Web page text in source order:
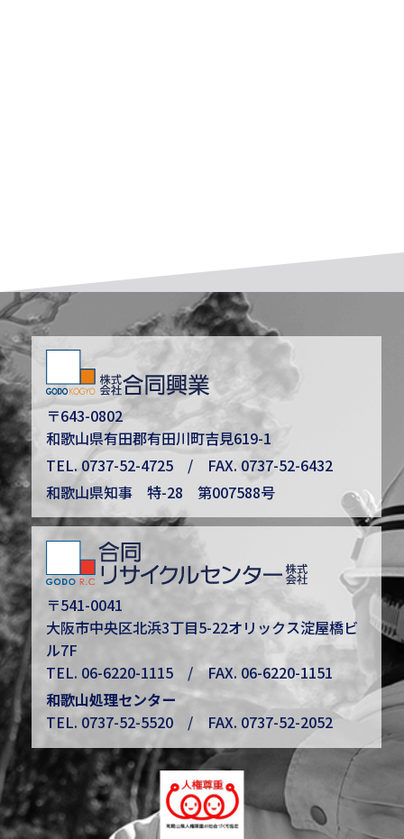
〒643-0802
和歌山県有田郡有田川町吉見619-1
TEL. 0737-52-4725/ FAX. 0737-52-6432
和歌山県知事 特-28 第007588号
〒541-0041
大阪市中央区北浜3丁目5-22オリックス淀屋橋ビ
ル7F
TEL. 06-6220-1115/ FAX. 06-6220-1151
和歌山処理センター
TEL. 0737-52-5520/ FAX. 0737-52-2052